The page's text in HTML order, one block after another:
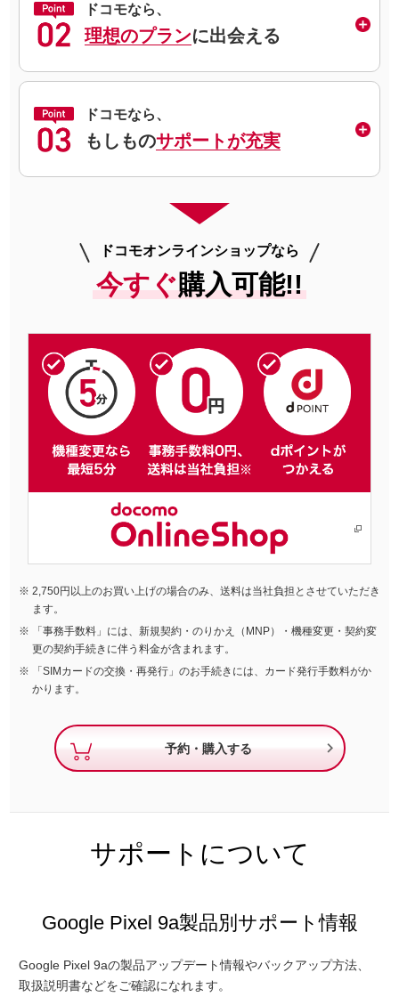
ドコモなら、
理想のプランに出会える
ドコモなら、
もしものサポートが充実
ドコモオンラインショップなら
今すぐ購入可能!!
2,750円以上のお買い上げの場合のみ、送料は当社負担とさせていただき
ます。
「事務手数料」には、新規契約・のりかえ（MNP）・機種変更・契約変
更の契約手続きに伴う料金が含まれます。
「SIMカードの交換・再発行」のお手続きには、カード発行手数料がか
かります。
予約・購入する 
サポートについて
Google Pixel 9a製品別サポート情報
Google Pixel 9aの製品アップデート情報やバックアップ方法、
取扱説明書などをご確認になれます。